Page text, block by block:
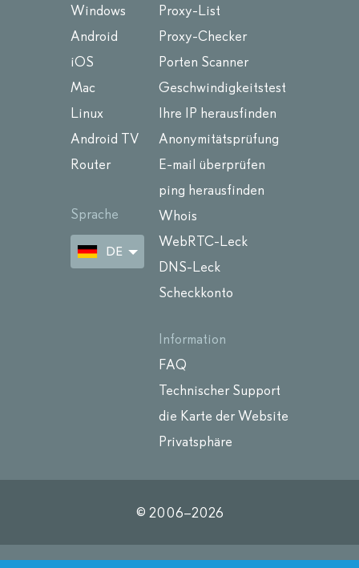
Windows
Android
iOS
Mac
Linux
Android TV
Router
Sprache
DE
Proxy-List
Proxy-Checker
Porten Scanner
Geschwindigkeitstest
Ihre IP herausfinden
Anonymitätsprüfung
E-mail überprüfen
ping herausfinden
Whois
WebRTC-Leck
DNS-Leck
Scheckkonto
Information
FAQ
Technischer Support
die Karte der Website
Privatsphäre
© 2006–2026